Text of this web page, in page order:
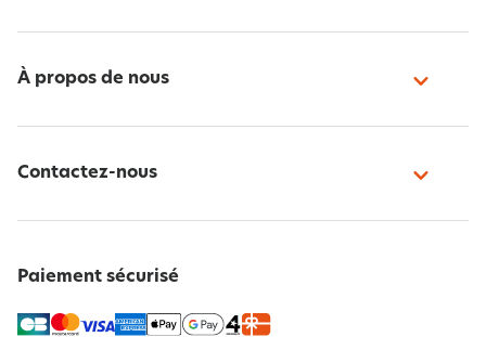
À propos de nous
Contactez-nous
Paiement sécurisé